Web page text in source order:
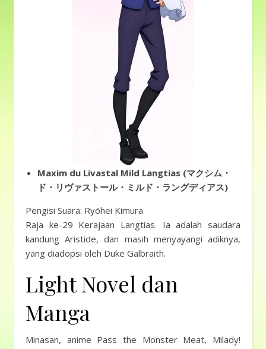
Maxim du Livastal Mild Langtias (マクシム・
ド・リヴァストール・ミルド・ラングディアス)
Pengisi Suara: Ryōhei Kimura
Raja ke-29 Kerajaan Langtias. Ia adalah saudara
kandung Aristide, dan masih menyayangi adiknya,
yang diadopsi oleh Duke Galbraith.
Light Novel dan
Manga
Minasan, anime Pass the Monster Meat, Milady!